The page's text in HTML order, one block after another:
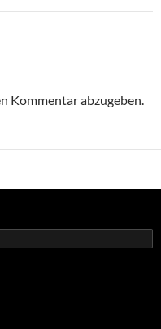
Kommentar abzugeben.